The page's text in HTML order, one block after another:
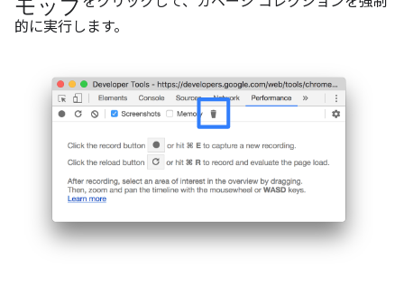
的に実行します。